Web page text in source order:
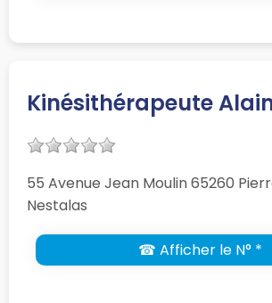
Kinésithérapeute
55 Avenue Jean Moulin 65260
Nestalas
☎ Afficher le N° *